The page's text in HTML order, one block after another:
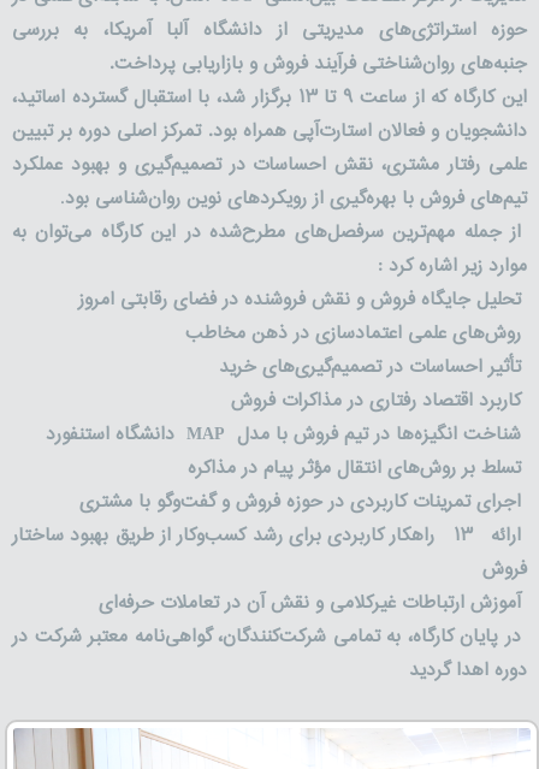
حوزه استراتژی‌های مدیریتی از دانشگاه آلبا آمریکا، به بررسی
جنبه‌های روان‌شناختی فرآیند فروش و بازاریابی پرداخت.
این کارگاه که از ساعت ۹ تا۱۳ برگزار شد، با استقبال گسترده اساتید،
دانشجویان و فعالان استارت‌آپی همراه بود. تمرکز اصلی دوره بر تبیین
علمی رفتار مشتری، نقش احساسات در تصمیم‌گیری و بهبود عملکرد
تیم‌های فروش با بهره‌گیری از رویکردهای نوین روان‌شناسی بود.
از جمله مهم‌ترین سرفصل‌های مطرح‌شده در این کارگاه می‌توان به
موارد زیر اشاره کرد :
تحلیل جایگاه فروش و نقش فروشنده در فضای رقابتی امروز
روش‌های علمی اعتمادسازی در ذهن مخاطب
تأثیر احساسات در تصمیم‌گیری‌های خرید
کاربرد اقتصاد رفتاری در مذاکرات فروش
شناخت انگیزه‌ها در تیم فروش با مدل
دانشگاه استنفورد
تسلط بر روش‌های انتقال مؤثر پیام در مذاکره
اجرای تمرینات کاربردی در حوزه فروش و گفت‌وگو با مشتری
ارائه
۱۳
راهکار کاربردی برای رشد کسب‌وکار از طریق بهبود ساختار
فروش
آموزش ارتباطات غیرکلامی و نقش آن در تعاملات حرفه‌ای
در پایان کارگاه، به تمامی شرکت‌کنندگان، گواهی‌نامه معتبر شرکت در
دوره اهدا گردید